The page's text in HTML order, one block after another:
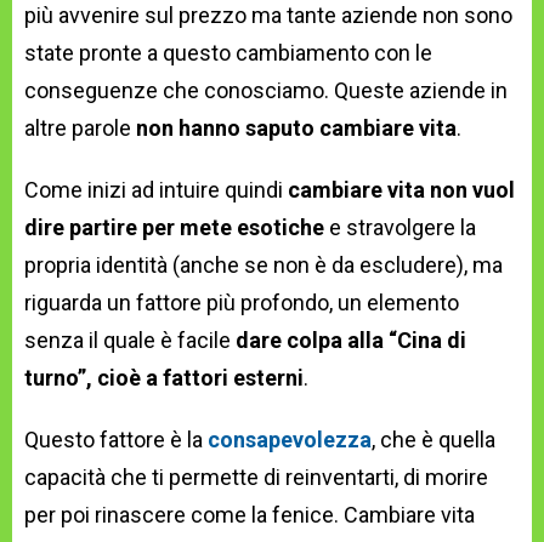
più avvenire sul prezzo ma tante aziende non sono
state pronte a questo cambiamento con le
conseguenze che conosciamo. Queste aziende in
altre parole non hanno saputo cambiare vita.
Come inizi ad intuire quindi cambiare vita non vuol
dire partire per mete esotiche e stravolgere la
propria identità (anche se non è da escludere), ma
riguarda un fattore più profondo, un elemento
senza il quale è facile dare colpa alla “Cina di
turno”, cioè a fattori esterni.
Questo fattore è la consapevolezza, che è quella
capacità che ti permette di reinventarti, di morire
per poi rinascere come la fenice. Cambiare vita